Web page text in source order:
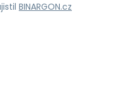
BINARGON.cz